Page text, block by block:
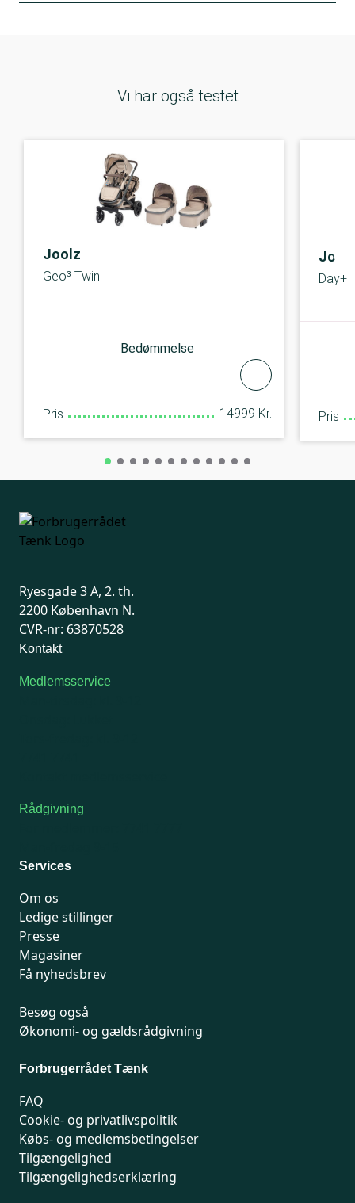
Vi har også testet
Joolz
Geo³ Twin
Bedømmelse
Pris 14999 Kr.
Day+
Pris
Ryesgade 3 A, 2. th.
2200 København N.
CVR-nr: 63870528
Kontakt
Medlemsservice
Rådgivning
Services
Om os
Ledige stillinger
Presse
Magasiner
Få nyhedsbrev
Besøg også
Økonomi- og gældsrådgivning
Forbrugerrådet Tænk
FAQ
Cookie- og privatlivspolitik
Købs- og medlemsbetingelser
Tilgængelighed
Tilgængelighedserklæring